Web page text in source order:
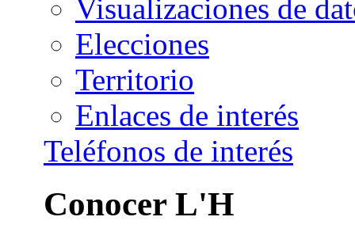
Visualizaciones de
Elecciones
Territorio
Enlaces de interés
Teléfonos de interés
Conocer L'H